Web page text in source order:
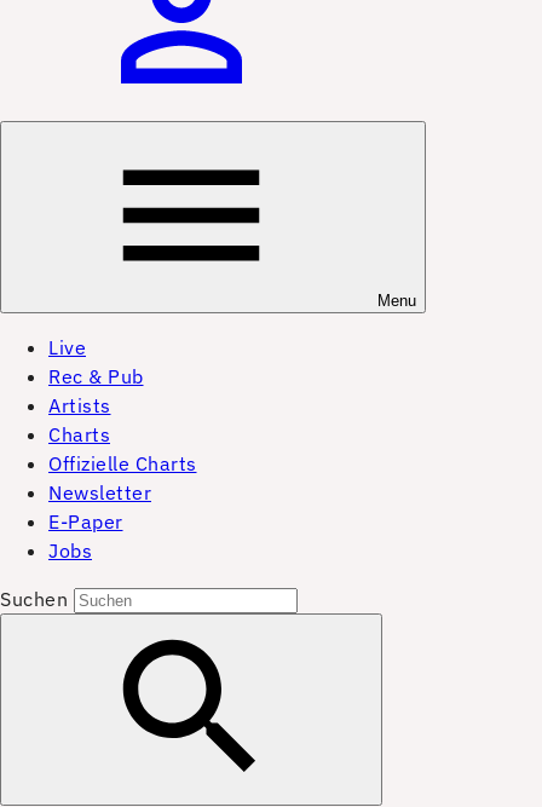
Menu
Live
Rec & Pub
Artists
Charts
Offizielle Charts
Newsletter
E-Paper
Jobs
Suchen